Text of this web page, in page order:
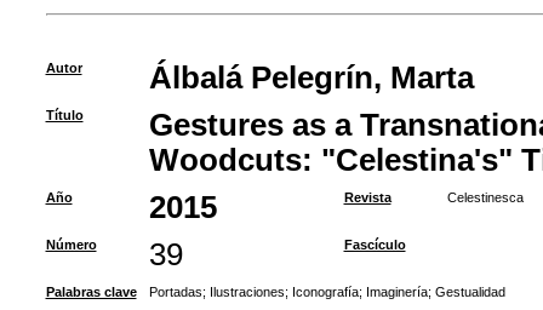
Autor Álbalá Pelegrín, Marta
Título
Gestures as a
Woodcuts: "Celestina's"
Año 2015 Revista Celestinesca
Número 39 Fascículo
Palabras clave Portadas; Ilustraciones; Iconografía; Imaginería; Gestualidad